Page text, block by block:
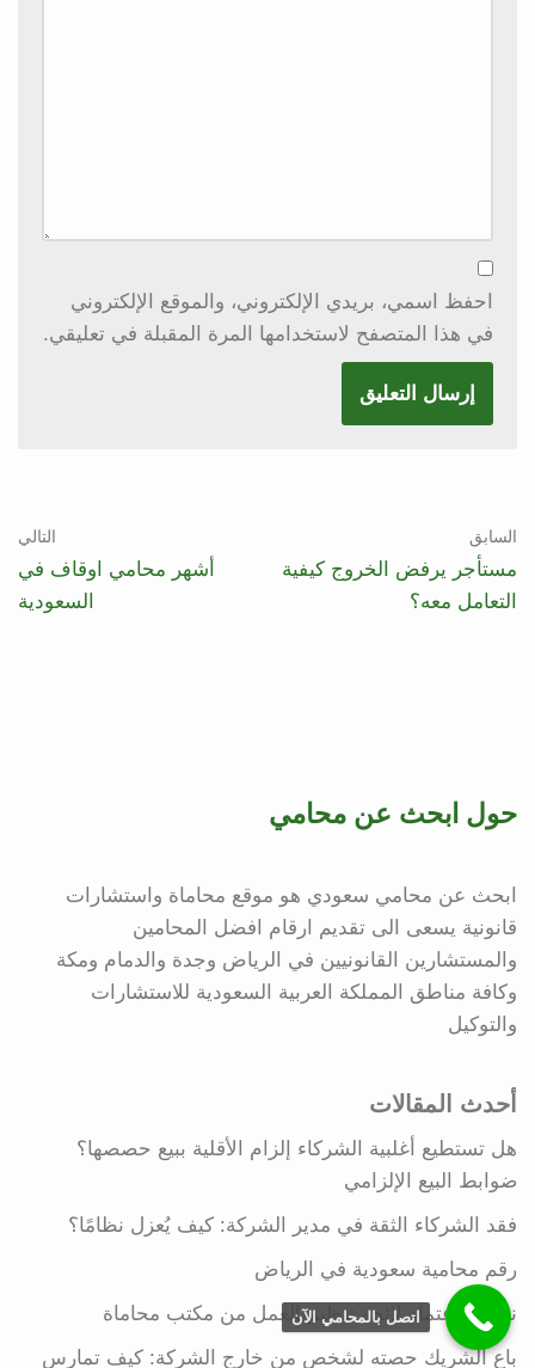
احفظ اسمي، بريدي الإلكتروني، والموقع الإلكتروني
في هذا المتصفح لاستخدامها المرة المقبلة في تعليقي.
السابق
مستأجر يرفض الخروج كيفية
التعامل معه؟
التالي
أشهر محامي اوقاف في
السعودية
حول ابحث عن محامي
ابحث عن محامي سعودي هو موقع محاماة واستشارات
قانونية يسعى الى تقديم ارقام افضل المحامين
والمستشارين القانونيين في الرياض وجدة والدمام ومكة
وكافة مناطق المملكة العربية السعودية للاستشارات
والتوكيل
أحدث المقالات
هل تستطيع أغلبية الشركاء إلزام الأقلية ببيع حصصها؟
ضوابط البيع الإلزامي
فقد الشركاء الثقة في مدير الشركة: كيف يُعزل نظامًا؟
رقم محامية سعودية في الرياض
نموذج اعتماد لائحة تنظيم العمل من مكتب محاماة
باع الشريك حصته لشخص من خارج الشركة: كيف تمارس
اتصل بالمحامي الآن